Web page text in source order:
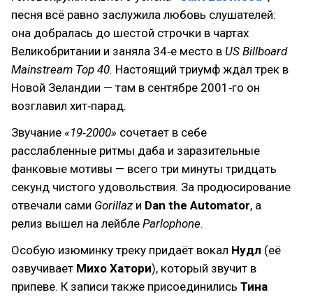
песня всё равно заслужила любовь слушателей:
она добралась до шестой строчки в чартах
Великобритании и заняла 34‑е место в US Billboard
Mainstream Top 40. Настоящий триумф ждал трек в
Новой Зеландии — там в сентябре 2001‑го он
возглавил хит‑парад.
Звучание «19‑2000» сочетает в себе
расслабленные ритмы даба и заразительные
фанковые мотивы — всего три минуты тридцать
секунд чистого удовольствия. За продюсирование
отвечали сами Gorillaz и Dan the Automator, а
релиз вышел на лейбле Parlophone.
Особую изюминку треку придаёт вокал Нудл (её
озвучивает Михо Хатори), который звучит в
припеве. К записи также присоединились Тина